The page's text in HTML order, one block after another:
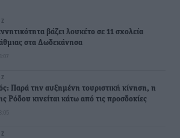
βάζει λουκέτο σε 11 σχολεία
στα Δωδεκάνησα
Παρά την αυξημένη τουριστική κίνηση, η
Ρόδου κινείται κάτω από τις προσδοκίες